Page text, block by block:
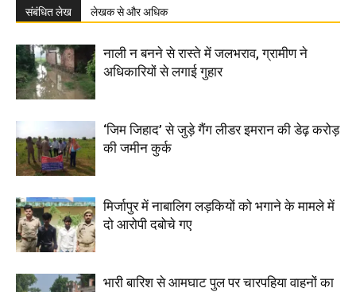
संबंधित लेख लेखक से और अधिक
नाली न बनने से रास्ते में जलभराव, ग्रामीण ने
अधिकारियों से लगाई गुहार
‘जिम जिहाद’ से जुड़े गैंग लीडर इमरान की डेढ़ करोड़
की जमीन कुर्क
मिर्जापुर में नाबालिग लड़कियों को भगाने के मामले में
दो आरोपी दबोचे गए
भारी बारिश से आमघाट पुल पर चारपहिया वाहनों का